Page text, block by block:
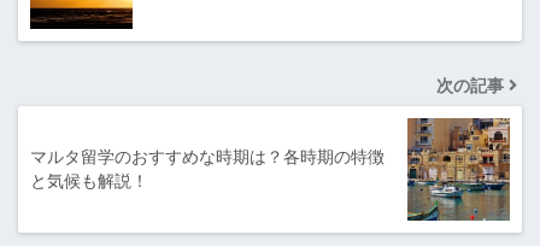
次の記事
マルタ留学のおすすめな時期は？各時期の特徴
と気候も解説！